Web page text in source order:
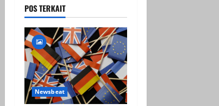
a
v
i
g
a
POS TERKAIT
Newsbeat